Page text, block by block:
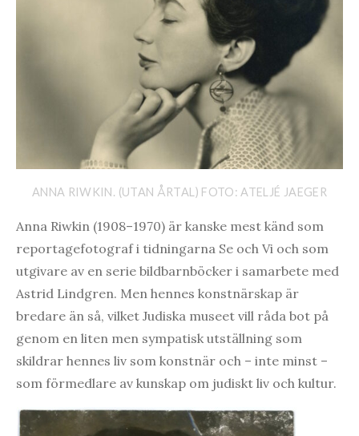
ANNA RIWKIN. (UTAN ÅRTAL) FOTO: ATELJÉ JAEGER
Anna Riwkin (1908–1970) är kanske mest känd som
reportagefotograf i tidningarna Se och Vi och som
utgivare av en serie bildbarnböcker i samarbete med
Astrid Lindgren. Men hennes konstnärskap är
bredare än så, vilket Judiska museet vill råda bot på
genom en liten men sympatisk utställning som
skildrar hennes liv som konstnär och – inte minst –
som förmedlare av kunskap om judiskt liv och kultur.